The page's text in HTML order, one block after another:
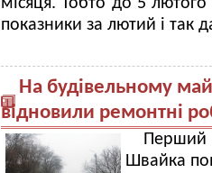
місяця. Тобто до 5
показники за лютий і так
На будівельному
відновили ремонтні
Перший
Швайка